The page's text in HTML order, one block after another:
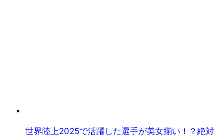
世界陸上2025で活躍した選手が美女揃い！？絶対